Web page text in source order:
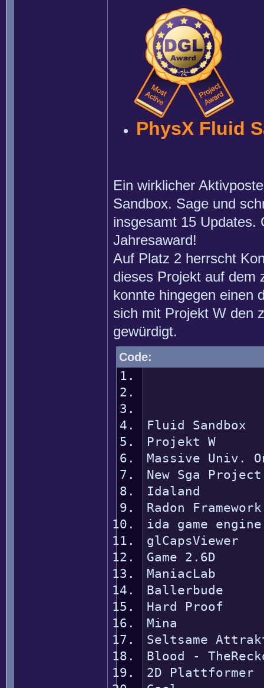
PhysX Fluid
Ein wirklicher
Sandbox. Sage und
insgesamt 15 Updates.
Jahresaward!
Auf Platz 2 herrscht
dieses Projekt auf dem
konnte hingegen einen
sich mit Projekt W den
gewürdigt.
Code:
Fluid
Projekt
Massive
New Sga
Radon
ida game
Game
Hard
Mina
Seltsame
Blood -
2D